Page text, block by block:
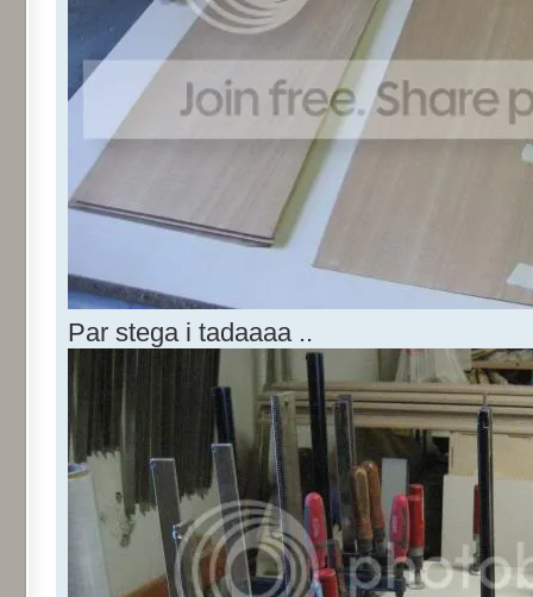
Par stega i tadaaaa ..